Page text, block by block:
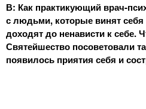
В: Как практикующий врач-
с людьми, которые винят
доходят до ненависти к себе.
Святейшество посоветовали
появилось приятия себя и